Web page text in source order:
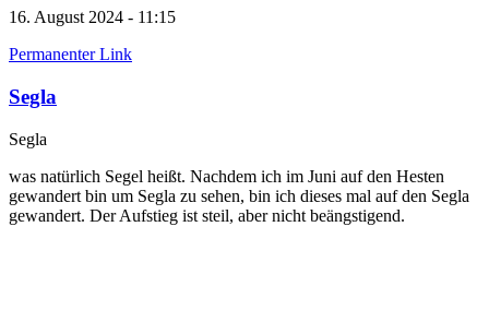
16. August 2024 - 11:15
Permanenter Link
Segla
Segla
was natürlich Segel heißt. Nachdem ich im Juni auf den Hesten
gewandert bin um Segla zu sehen, bin ich dieses mal auf den Segla
gewandert. Der Aufstieg ist steil, aber nicht beängstigend.